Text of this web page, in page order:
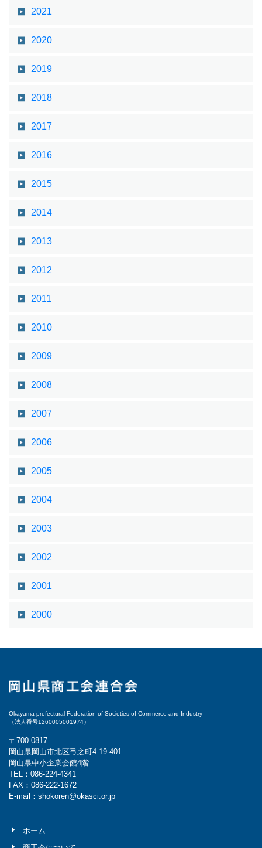
2021
2020
2019
2018
2017
2016
2015
2014
2013
2012
2011
2010
2009
2008
2007
2006
2005
2004
2003
2002
2001
2000
Okayama prefectural Federation of Societies of Commerce and Industry
（法人番号1260005001974）
〒700-0817
岡山県岡山市北区弓之町4-19-401
岡山県中小企業会館4階
TEL：086-224-4341
FAX：086-222-1672
E-mail：shokoren@okasci.or.jp
ホーム